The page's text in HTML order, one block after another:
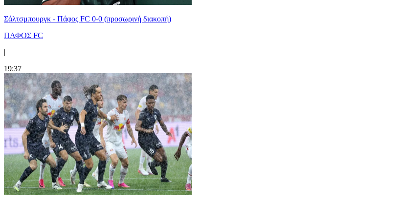
Σάλτσμπουργκ - Πάφος FC 0-0 (προσωρινή διακοπή)
ΠΑΦΟΣ FC
|
19:37